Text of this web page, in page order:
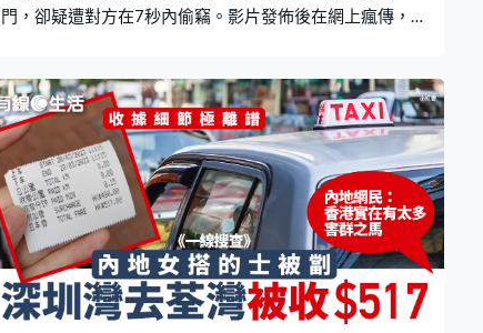
門，卻疑遭對方在7秒內偷竊。影片發佈後在網上瘋傳，不
澳門金巴懶人包 車票買一送一優惠延至6月！購票方法＋
上車地點一文看自費檢測站3.22起僅餘5個 地點、開放時
間一覽 預約檢測3大常見Q&A特區護照續期申請 6大常
見錯誤 入境處提醒不少人照片規格不符｜附申請教學 女
乘客行竊動作前後不到7秒 近日有網民在facebook群組
「爆料公社公開版」以「高雄司機們請注意，因她行動不
便，需要協助幫忙下車，當司機下車時偷竊」為題，發布
一段26秒「車cam」影片。從影片可見，的士後座有一名
戴眼鏡的身障女乘客，當到達目的地以後，司機好心下車